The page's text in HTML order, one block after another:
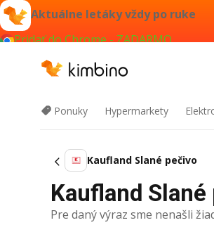
Aktuálne letáky vždy po ruke
Pridať do Chrome - ZADARMO
Ponuky Hypermarkety
Kaufland Slané pečivo
Kaufland
Pre daný výraz sme nenašli